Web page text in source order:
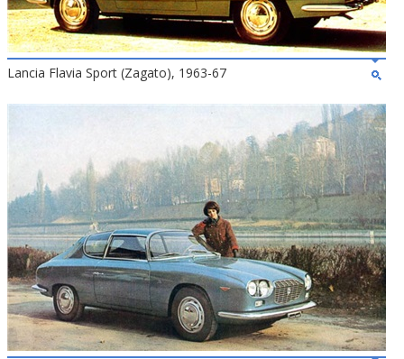
Lancia Flavia Sport (Zagato), 1963-67